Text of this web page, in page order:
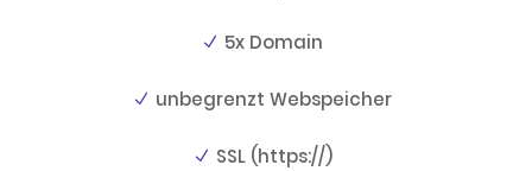
5x Domain
unbegrenzt Webspeicher
SSL (https://)